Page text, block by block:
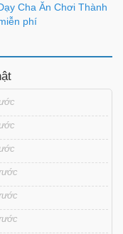
Cha Ăn Chơi Thành
phí